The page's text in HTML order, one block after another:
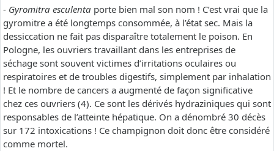
- Gyromitra esculenta porte bien mal son nom ! C’est vrai que la
gyromitre a été longtemps consommée, à l’état sec. Mais la
dessiccation ne fait pas disparaître totalement le poison. En
Pologne, les ouvriers travaillant dans les entreprises de
séchage sont souvent victimes d’irritations oculaires ou
respiratoires et de troubles digestifs, simplement par inhalation
! Et le nombre de cancers a augmenté de façon significative
chez ces ouvriers (4). Ce sont les dérivés hydraziniques qui sont
responsables de l’atteinte hépatique. On a dénombré 30 décès
sur 172 intoxications ! Ce champignon doit donc être considéré
comme mortel.